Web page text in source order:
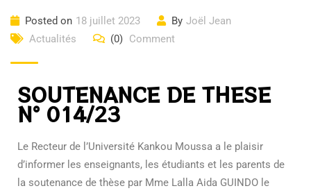
Posted on 18 juillet 2023 By Joël Jean
Actualités
(0) Comment
SOUTENANCE DE THESE
N° 014/23
Le Recteur de l’Université Kankou Moussa a le plaisir
d’informer les enseignants, les étudiants et les parents de
la soutenance de thèse par Mme Lalla Aida GUINDO le